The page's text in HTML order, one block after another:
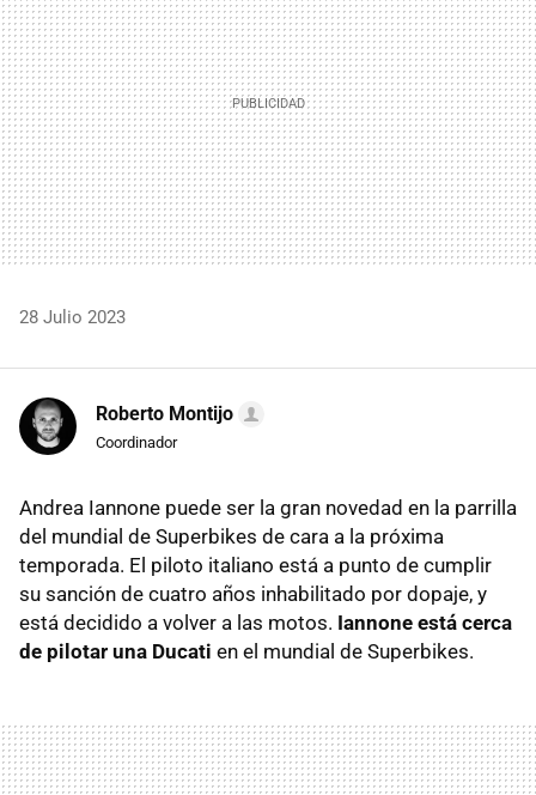
28 Julio 2023
Roberto Montijo
Coordinador
Andrea Iannone puede ser la gran novedad en la parrilla
del mundial de Superbikes de cara a la próxima
temporada. El piloto italiano está a punto de cumplir
su sanción de cuatro años inhabilitado por dopaje, y
está decidido a volver a las motos. Iannone está cerca
de pilotar una Ducati en el mundial de Superbikes.